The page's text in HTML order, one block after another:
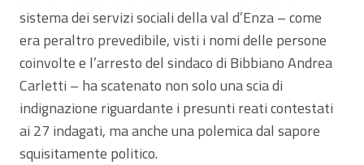
sistema dei servizi sociali della val d’Enza – come
era peraltro prevedibile, visti i nomi delle persone
coinvolte e l’arresto del sindaco di Bibbiano Andrea
Carletti – ha scatenato non solo una scia di
indignazione riguardante i presunti reati contestati
ai 27 indagati, ma anche una polemica dal sapore
squisitamente politico.